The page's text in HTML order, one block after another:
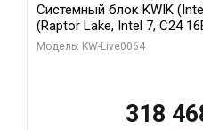
Системный блок KWIK
(Raptor Lake, Intel 7, C24
модуля)/ ASUS RTX5080
Модель: KW-Live0064
318